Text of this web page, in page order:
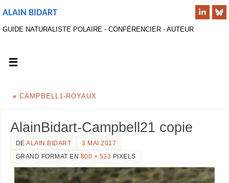
ALAIN BIDART
GUIDE NATURALISTE POLAIRE - CONFÉRENCIER - AUTEUR
« CAMPBELL1-ROYAUX
AlainBidart-Campbell21 copie
DEALAIN BIDART
3 MAI 2017
GRAND FORMAT EN 800 × 533 PIXELS